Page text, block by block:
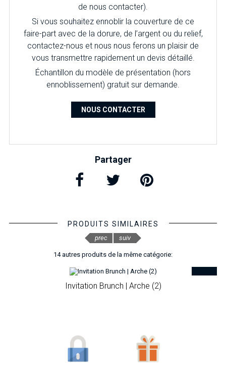
de nous contacter).
Si vous souhaitez ennoblir la couverture de ce
faire-part avec de la dorure, de l’argent ou du relief,
contactez-nous et nous nous ferons un plaisir de
vous transmettre rapidement un devis détaillé.
Échantillon du modèle de présentation (hors
ennoblissement) gratuit sur demande.
NOUS CONTACTER
Partager
PRODUITS SIMILAIRES
14 autres produits de la même catégorie:
Invitation Brunch | Arche (2)
prec suiv